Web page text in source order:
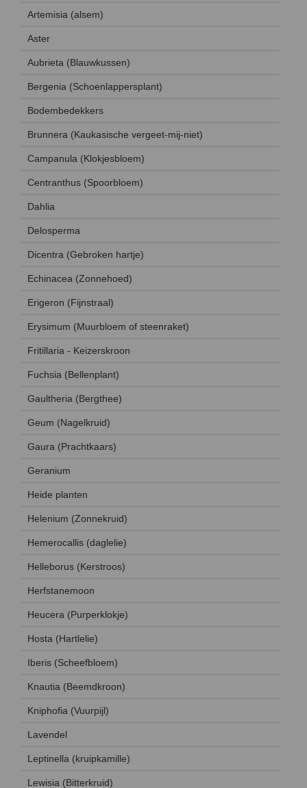
Artemisia (alsem)
Aster
Aubrieta (Blauwkussen)
Bergenia (Schoenlappersplant)
Bodembedekkers
Brunnera (Kaukasische vergeet-mij-niet)
Campanula (Klokjesbloem)
Centranthus (Spoorbloem)
Dahlia
Delosperma
Dicentra (Gebroken hartje)
Echinacea (Zonnehoed)
Erigeron (Fijnstraal)
Erysimum (Muurbloem of steenraket)
Fritillaria - Keizerskroon
Fuchsia (Bellenplant)
Gaultheria (Bergthee)
Geum (Nagelkruid)
Gaura (Prachtkaars)
Geranium
Heide planten
Helenium (Zonnekruid)
Hemerocallis (daglelie)
Helleborus (Kerstroos)
Herfstanemoon
Heucera (Purperklokje)
Hosta (Hartlelie)
Iberis (Scheefbloem)
Knautia (Beemdkroon)
Kniphofia (Vuurpijl)
Lavendel
Leptinella (kruipkamille)
Lewisia (Bitterkruid)